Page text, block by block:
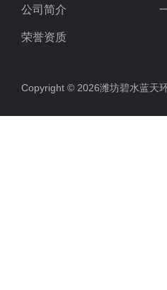
公司简介
荣誉资质
Copyright © 2026潍坊碧水蓝天